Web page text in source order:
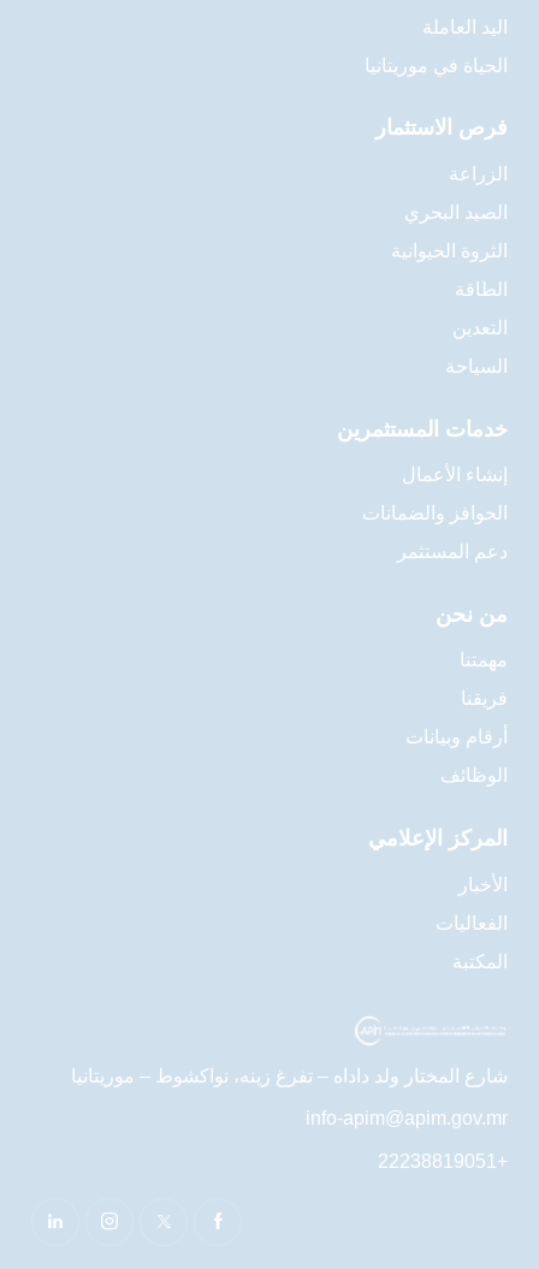
اليد العاملة
الحياة في موريتانيا
فرص الاستثمار
الزراعة
الصيد البحري
الثروة الحيوانية
الطاقة
التعدين
السياحة
خدمات المستثمرين
إنشاء الأعمال
الحوافز والضمانات
دعم المستثمر
من نحن
مهمتنا
فريقنا
أرقام وبيانات
الوظائف
المركز الإعلامي
الأخبار
الفعاليات
المكتبة
شارع المختار ولد داداه – تفرغ زينه، نواكشوط – موريتانيا
info-apim@apim.gov.mr
+22238819051